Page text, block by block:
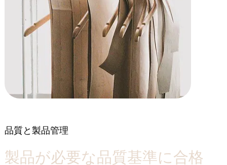
品質と製品管理
製品が必要な品質基準に合格